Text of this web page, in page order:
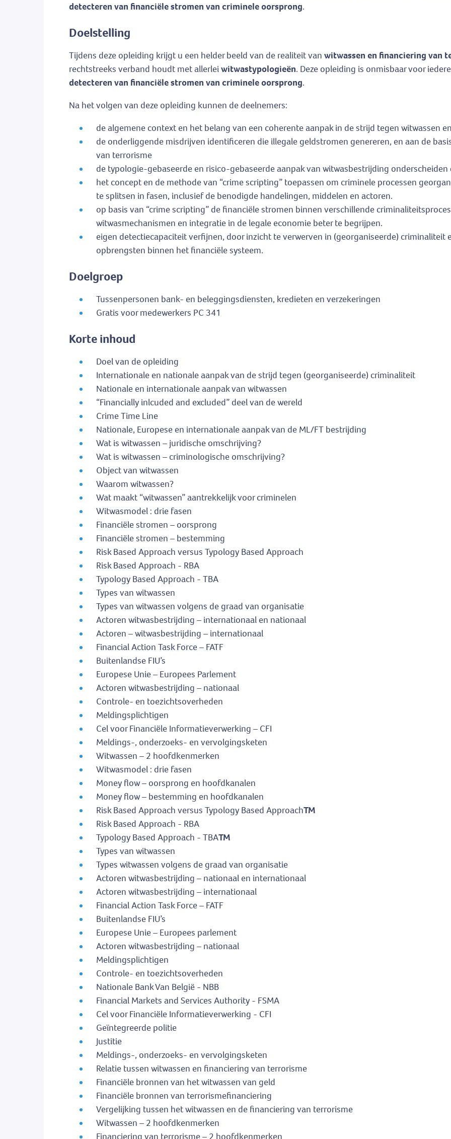
detecteren van financiële stromen van criminele oorsprong.
Doelstelling
Tijdens deze opleiding krijgt u een helder beeld van de realiteit van witwassen en financiering van
rechtstreeks verband houdt met allerleiwitwastypologieën. Deze opleiding is onmisbaar voor
detecteren van financiële stromen van criminele oorsprong.
Na het volgen van deze opleiding kunnen de deelnemers:
de algemene context en het belang van een coherente aanpak in de strijd tegen witwassen
de onderliggende misdrijven identificeren die illegale geldstromen genereren, en aan de
van terrorisme
de typologie-gebaseerde en risico-gebaseerde aanpak van witwasbestrijding
het concept en de methode van “crime scripting” toepassen om criminele processen
te splitsen in fasen, inclusief de benodigde handelingen, middelen en actoren.
op basis van “crime scripting” de financiële stromen binnen verschillende
witwasmechanismen en integratie in de legale economie beter te begrijpen.
eigen detectiecapaciteit verfijnen, door inzicht te verwerven in (georganiseerde) criminaliteit
opbrengsten binnen het financiële systeem.
Doelgroep
Tussenpersonen bank- en beleggingsdiensten, kredieten en verzekeringen
Gratis voor medewerkers PC 341
Korte inhoud
Doel van de opleiding
Internationale en nationale aanpak van de strijd tegen (georganiseerde) criminaliteit
Nationale en internationale aanpak van witwassen
“Financially inlcuded and excluded” deel van de wereld
Crime Time Line
Nationale, Europese en internationale aanpak van de ML/FT bestrijding
Wat is witwassen – juridische omschrijving?
Wat is witwassen – criminologische omschrijving?
Object van witwassen
Waarom witwassen?
Wat maakt “witwassen” aantrekkelijk voor criminelen
Witwasmodel : drie fasen
Financiële stromen – oorsprong
Financiële stromen – bestemming
Risk Based Approach versus Typology Based Approach
Risk Based Approach - RBA
Typology Based Approach - TBA
Types van witwassen
Types van witwassen volgens de graad van organisatie
Actoren witwasbestrijding – internationaal en nationaal
Actoren – witwasbestrijding – internationaal
Financial Action Task Force – FATF
Buitenlandse FIU’s
Europese Unie – Europees Parlement
Actoren witwasbestrijding – nationaal
Controle- en toezichtsoverheden
Meldingsplichtigen
Cel voor Financiële Informatieverwerking – CFI
Meldings-, onderzoeks- en vervolgingsketen
Witwassen – 2 hoofdkenmerken
Witwasmodel : drie fasen
Money flow – oorsprong en hoofdkanalen
Money flow – bestemming en hoofdkanalen
Risk Based Approach versus Typology Based ApproachTM
Risk Based Approach - RBA
Typology Based Approach - TBATM
Types van witwassen
Types witwassen volgens de graad van organisatie
Actoren witwasbestrijding – nationaal en internationaal
Actoren witwasbestrijding – internationaal
Financial Action Task Force – FATF
Buitenlandse FIU’s
Europese Unie – Europees parlement
Actoren witwasbestrijding – nationaal
Meldingsplichtigen
Controle- en toezichtsoverheden
Nationale Bank Van België - NBB
Financial Markets and Services Authority - FSMA
Cel voor Financiële Informatieverwerking - CFI
Geïntegreerde politie
Justitie
Meldings-, onderzoeks- en vervolgingsketen
Relatie tussen witwassen en financiering van terrorisme
Financiële bronnen van het witwassen van geld
Financiële bronnen van terrorismefinanciering
Vergelijking tussen het witwassen en de financiering van terrorisme
Witwassen – 2 hoofdkenmerken